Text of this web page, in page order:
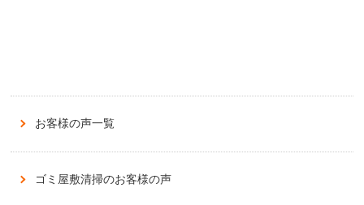
お客様の声一覧
ゴミ屋敷清掃のお客様の声